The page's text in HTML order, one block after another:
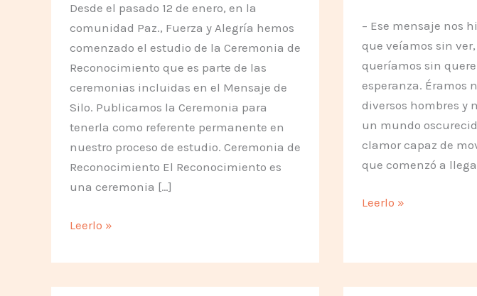
Desde el pasado 12 de enero, en la
comunidad Paz., Fuerza y Alegría hemos
comenzado el estudio de la Ceremonia de
Reconocimiento que es parte de las
ceremonias incluidas en el Mensaje de
Silo. Publicamos la Ceremonia para
tenerla como referente permanente en
nuestro proceso de estudio. Ceremonia de
Reconocimiento El Reconocimiento es
una ceremonia […]
Estudiando
Ceremonia
de
Leerlo »
– Ese mensaje nos
que veíamos sin
queríamos sin
esperanza. Éramos
diversos hombres y
un mundo
clamor capaz de
que comenzó a
Pedido
Inauguración
Leerlo »